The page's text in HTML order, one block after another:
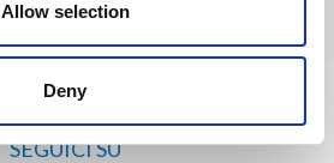
Allow selection
Deny
SEGUICI SU